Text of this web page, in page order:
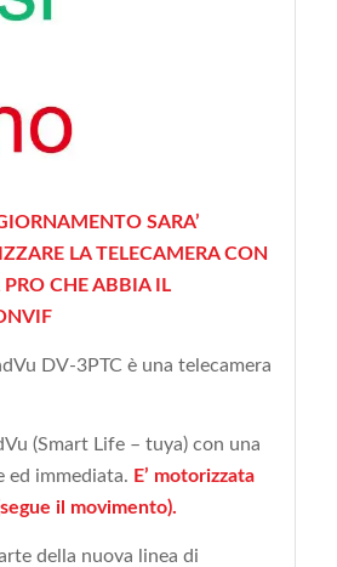
SARA’
LA TELECAMERA CON
CHE ABBIA IL
DV-3PTC è una telecamera
(Smart Life – tuya) con una
ed immediata. E’ motorizzata
il movimento).
della nuova linea di